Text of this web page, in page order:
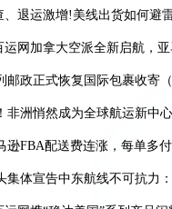
期不打烊，各仓收发货安排
网携“稳达美国”系列产品闪
集体抬价，欧线一舱难求!
新启航 | 百运网32000㎡全新
百运网运作中心五一假期照
狂翻旧账，4000批国货被扣
、退运激增!美线出货如何避
运网加拿大空派全新启航，亚
邮政正式恢复国际包裹收寄
非洲悄然成为全球航运新中
逊FBA配送费连涨，每单多
集体宣告中东航线不可抗力